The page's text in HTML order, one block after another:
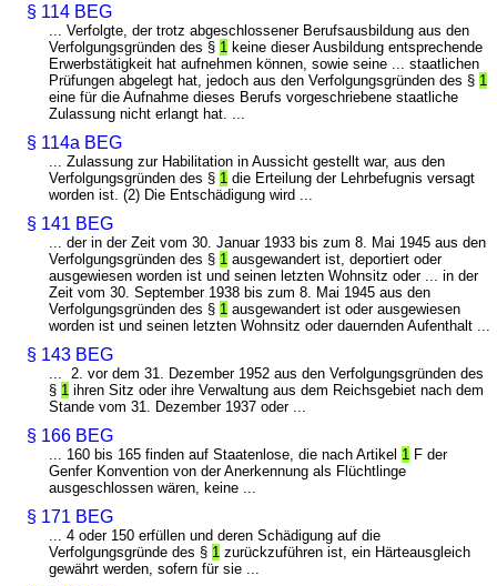
§ 114 BEG
... Verfolgte, der trotz abgeschlossener Berufsausbildung aus den
Verfolgungsgründen des § 1 keine dieser Ausbildung entsprechende
Erwerbstätigkeit hat aufnehmen können, sowie seine ... staatlichen
Prüfungen abgelegt hat, jedoch aus den Verfolgungsgründen des § 1
eine für die Aufnahme dieses Berufs vorgeschriebene staatliche
Zulassung nicht erlangt hat. ...
§ 114a BEG
... Zulassung zur Habilitation in Aussicht gestellt war, aus den
Verfolgungsgründen des § 1 die Erteilung der Lehrbefugnis versagt
worden ist. (2) Die Entschädigung wird ...
§ 141 BEG
... der in der Zeit vom 30. Januar 1933 bis zum 8. Mai 1945 aus den
Verfolgungsgründen des § 1 ausgewandert ist, deportiert oder
ausgewiesen worden ist und seinen letzten Wohnsitz oder ... in der
Zeit vom 30. September 1938 bis zum 8. Mai 1945 aus den
Verfolgungsgründen des § 1 ausgewandert ist oder ausgewiesen
worden ist und seinen letzten Wohnsitz oder dauernden Aufenthalt ...
§ 143 BEG
... 2. vor dem 31. Dezember 1952 aus den Verfolgungsgründen des
§ 1 ihren Sitz oder ihre Verwaltung aus dem Reichsgebiet nach dem
Stande vom 31. Dezember 1937 oder ...
§ 166 BEG
... 160 bis 165 finden auf Staatenlose, die nach Artikel 1 F der
Genfer Konvention von der Anerkennung als Flüchtlinge
ausgeschlossen wären, keine ...
§ 171 BEG
... 4 oder 150 erfüllen und deren Schädigung auf die
Verfolgungsgründe des § 1 zurückzuführen ist, ein Härteausgleich
gewährt werden, sofern für sie ...